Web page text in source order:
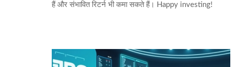
हैं और संभावित रिटर्न भी कमा सकते हैं। Happy investing!